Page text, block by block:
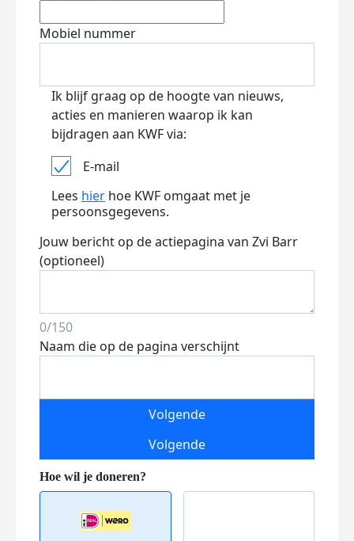
Mobiel nummer
Ik blijf graag op de hoogte van nieuws,
acties en manieren waarop ik kan
bijdragen aan KWF via:
E-mail
Lees hier hoe KWF omgaat met je
persoonsgegevens.
Jouw bericht op de actiepagina van Zvi Barr
(optioneel)
0/150
Naam die op de pagina verschijnt
Volgende
Volgende